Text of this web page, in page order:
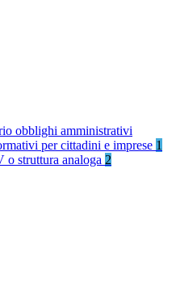
obblighi amministrativi
per cittadini e imprese 1
o struttura analoga 2